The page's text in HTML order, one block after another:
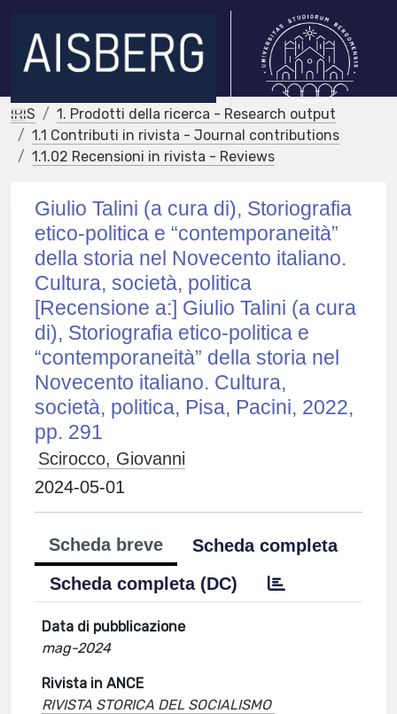
IRIS
1. Prodotti della ricerca - Research output
1.1 Contributi in rivista - Journal contributions
1.1.02 Recensioni in rivista - Reviews
Giulio Talini (a cura di), Storiografia
etico-politica e “contemporaneità”
della storia nel Novecento italiano.
Cultura, società, politica
[Recensione a:] Giulio Talini (a cura
di), Storiografia etico-politica e
“contemporaneità” della storia nel
Novecento italiano. Cultura,
società, politica, Pisa, Pacini, 2022,
pp. 291
Scirocco, Giovanni
2024-05-01
Scheda breve
Scheda completa
Scheda completa (DC)
Data di pubblicazione
mag-2024
Rivista in ANCE
RIVISTA STORICA DEL SOCIALISMO